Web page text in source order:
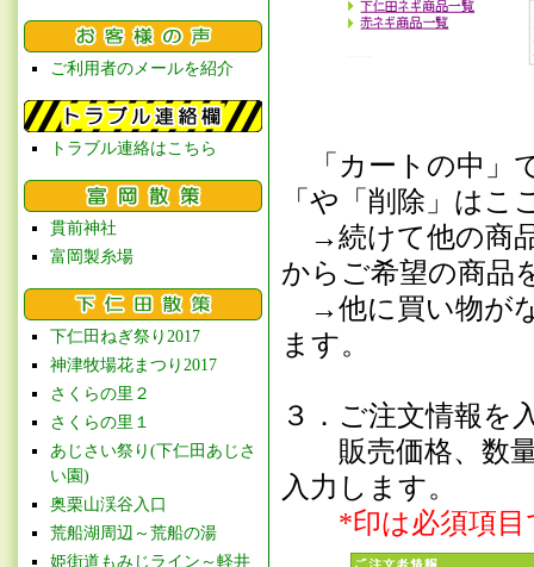
ご利用者のメールを紹介
トラブル連絡はこちら
貫前神社
富岡製糸場
下仁田ねぎ祭り2017
神津牧場花まつり2017
さくらの里２
さくらの里１
あじさい祭り(下仁田あじさ
い園)
奥栗山渓谷入口
荒船湖周辺～荒船の湯
姫街道もみじライン～軽井
「カートの中」
「や「削除」はこ
→続けて他の商
からご希望の商品
→他に買い物が
ます。
３．ご注文情報を
販売価格、数量
入力します。
*印は必須項目